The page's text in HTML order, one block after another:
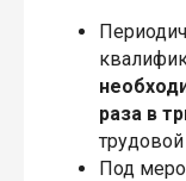
раза в
трудовой
Под